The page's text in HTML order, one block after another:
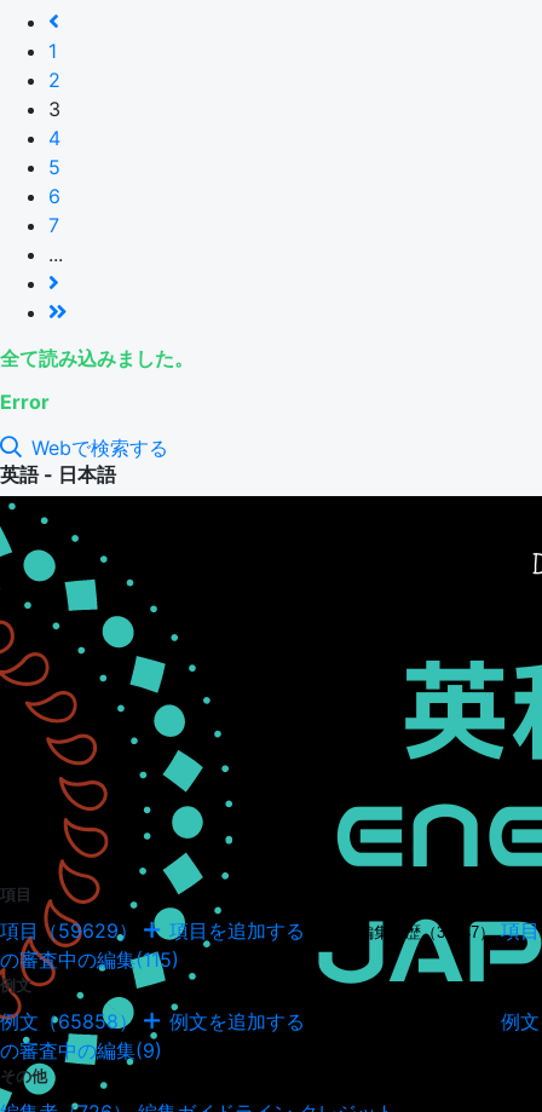
1
2
3
4
5
6
7
...
全て読み込みました。
Error
Webで検索する
英語 - 日本語
項目
項目（59629） 項目を追加する 項目の編集履歴（34947） 項目
の審査中の編集(115)
例文
例文（65858） 例文を追加する
例文
の審査中の編集(9)
その他